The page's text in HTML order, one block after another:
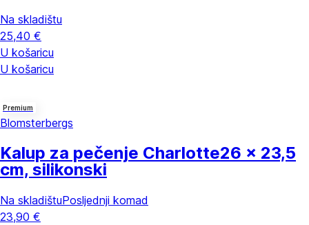
Na skladištu
25,40 €
U košaricu
U košaricu
Premium
Blomsterbergs
Kalup za pečenje Charlotte26 x 23,5
cm, silikonski
Na skladištuPosljednji komad
23,90 €